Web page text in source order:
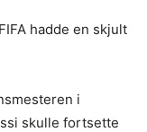
hadde en skjult
i
skulle fortsette